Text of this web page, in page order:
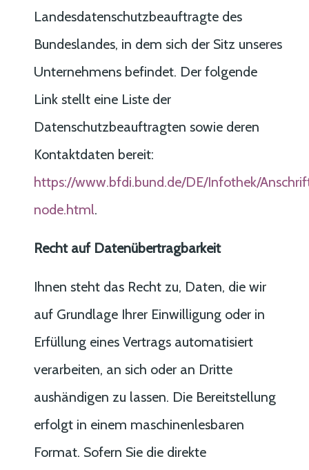
Landesdatenschutzbeauftragte des
Bundeslandes, in dem sich der Sitz unseres
Unternehmens befindet. Der folgende
Link stellt eine Liste der
Datenschutzbeauftragten sowie deren
Kontaktdaten bereit:
https://www.bfdi.bund.de/DE/Infothek/
node.html.
Recht auf Datenübertragbarkeit
Ihnen steht das Recht zu, Daten, die wir
auf Grundlage Ihrer Einwilligung oder in
Erfüllung eines Vertrags automatisiert
verarbeiten, an sich oder an Dritte
aushändigen zu lassen. Die Bereitstellung
erfolgt in einem maschinenlesbaren
Format. Sofern Sie die direkte